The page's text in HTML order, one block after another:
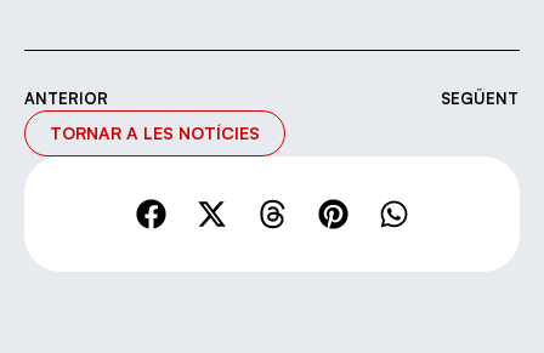
ANTERIOR SEGÜENT
TORNAR A LES NOTÍCIES